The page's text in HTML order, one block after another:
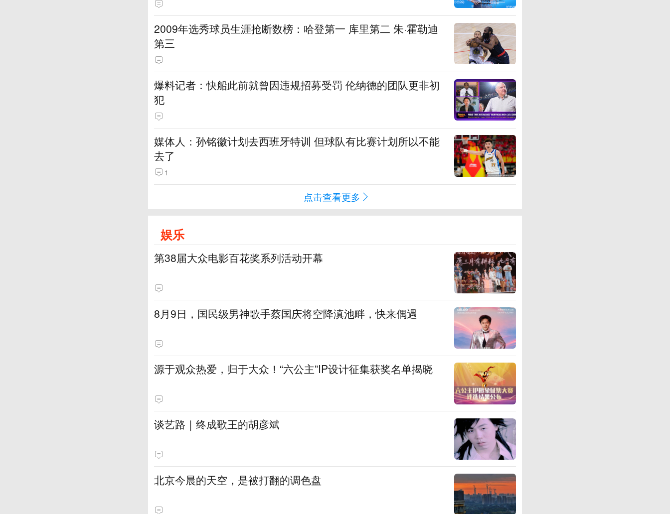
2009年选秀球员生涯抢断数榜：哈登第一 库里第二 朱·霍勒迪
第三
爆料记者：快船此前就曾因违规招募受罚 伦纳德的团队更非初
犯
媒体人：孙铭徽计划去西班牙特训 但球队有比赛计划所以不能
去了
1
点击查看更多
娱乐
第38届大众电影百花奖系列活动开幕
8月9日，国民级男神歌手蔡国庆将空降滇池畔，快来偶遇
源于观众热爱，归于大众！“六公主”IP设计征集获奖名单揭晓
谈艺路｜终成歌王的胡彦斌
北京今晨的天空，是被打翻的调色盘